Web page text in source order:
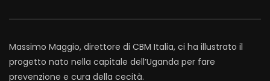
Massimo Maggio, direttore di CBM Italia, ci ha illustrato il
progetto nato nella capitale dell’Uganda per fare
prevenzione e cura della cecità.